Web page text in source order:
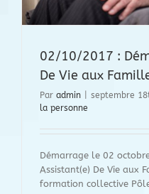
02/10/2017 :
De Vie aux
Par admin septembre
la personne
Démarrage le 02
Assistant(e) De Vie aux
formation collective